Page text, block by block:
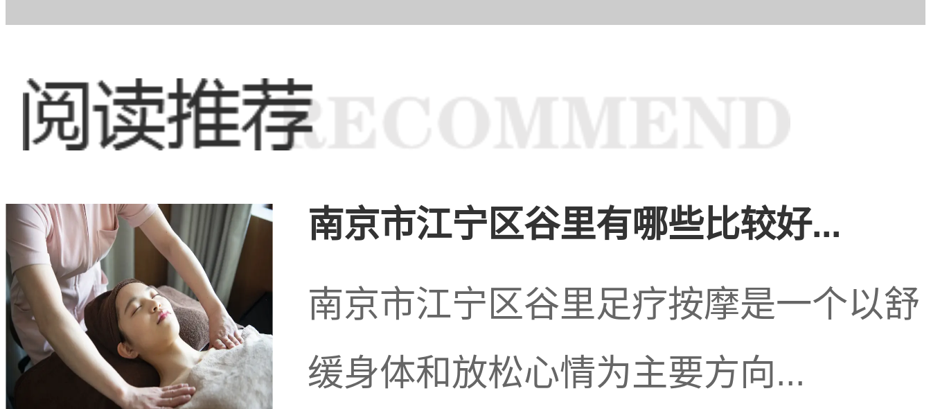
游景点之一，每年吸引着大量游客前来观光游览，感受长
在这片地域上，桑拿按摩行业也逐渐兴盛起来。随
着人们生活水平的提高和健康意识的增强，越来越多的人
南京市江宁区谷里有哪些比较好...
南京市江宁区谷里足疗按摩是一个以舒
缓身体和放松心情为主要方向...